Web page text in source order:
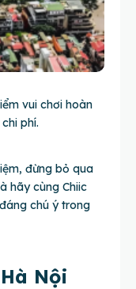
vui chơi hoàn
phí.
đừng bỏ qua
hãy cùng Chiic
chú ý trong
Nội